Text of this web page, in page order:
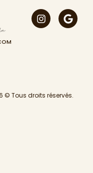
© Tous droits réservés.